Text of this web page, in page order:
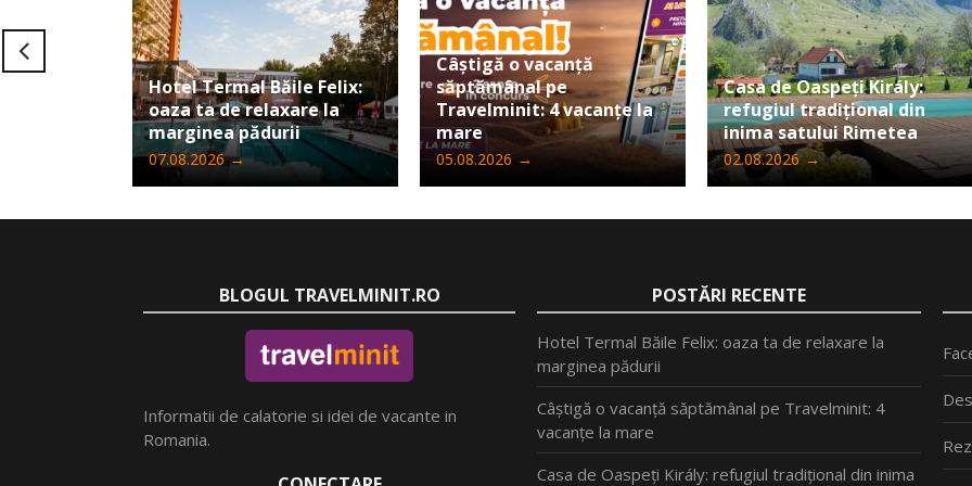
Hotel Termal Băile Felix:
oaza ta de relaxare la
marginea pădurii
07.08.2026 →
Câștigă o vacanță
săptămânal pe
Travelminit: 4 vacanțe la
mare
05.08.2026 →
Casa de Oaspeți Király:
refugiul tradițional din
inima satului Rimetea
02.08.2026 →
BLOGUL TRAVELMINIT.RO
Informatii de calatorie si idei de vacante in
Romania.
POSTĂRI RECENTE
Hotel Termal Băile Felix: oaza ta de relaxare la
marginea pădurii
Câștigă o vacanță săptămânal pe Travelminit: 4
vacanțe la mare
Casa de Oaspeți Király: refugiul tradițional din inima